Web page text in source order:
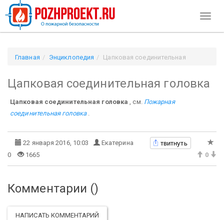
Главная Энциклопедия
Цапковая соединительная
Цапковая соединительная головка
Цапковая соединительная головка , см. Пожарная
соединительная головка.
22 января 2016, 10:03 Екатерина твитнуть
0 1665 0
Комментарии ()
НАПИСАТЬ КОММЕНТАРИЙ